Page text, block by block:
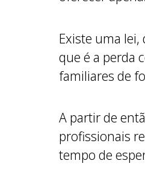
Existe uma
que é a perda
familiares de
A partir de
profissionais
tempo de